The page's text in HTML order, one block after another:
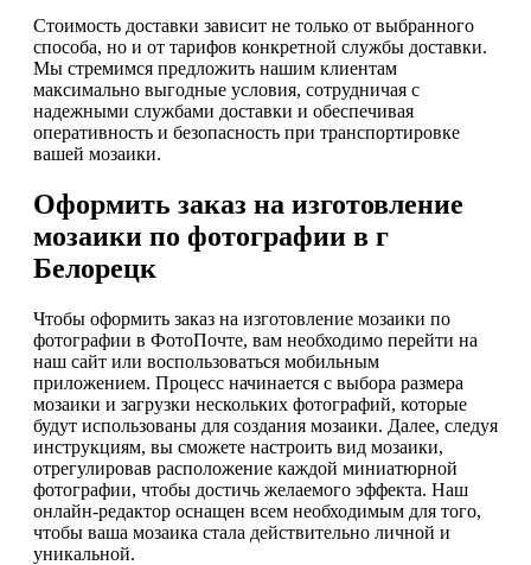
Стоимость доставки зависит не только от выбранного
способа, но и от тарифов конкретной службы доставки.
Мы стремимся предложить нашим клиентам
максимально выгодные условия, сотрудничая с
надежными службами доставки и обеспечивая
оперативность и безопасность при транспортировке
вашей мозаики.
Оформить заказ на изготовление
мозаики по фотографии в г
Белорецк
Чтобы оформить заказ на изготовление мозаики по
фотографии в ФотоПочте, вам необходимо перейти на
наш сайт или воспользоваться мобильным
приложением. Процесс начинается с выбора размера
мозаики и загрузки нескольких фотографий, которые
будут использованы для создания мозаики. Далее, следуя
инструкциям, вы сможете настроить вид мозаики,
отрегулировав расположение каждой миниатюрной
фотографии, чтобы достичь желаемого эффекта. Наш
онлайн-редактор оснащен всем необходимым для того,
чтобы ваша мозаика стала действительно личной и
уникальной.